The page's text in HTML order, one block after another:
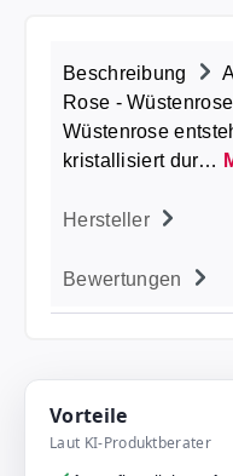
Beschreibung
Rose -
Wüstenrose
kristallisiert dur…
Hersteller
Bewertungen
Vorteile
Laut KI-Produktberater